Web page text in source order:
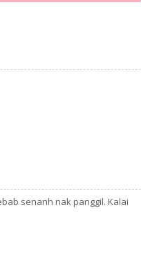
senanh nak panggil. Kalai